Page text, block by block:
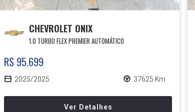
CHEVROLET ONIX
1.0 TURBO FLEX PREMIER AUTOMÁTICO
R$ 95.699
2025/2025 37625 Km
Ver Detalhes